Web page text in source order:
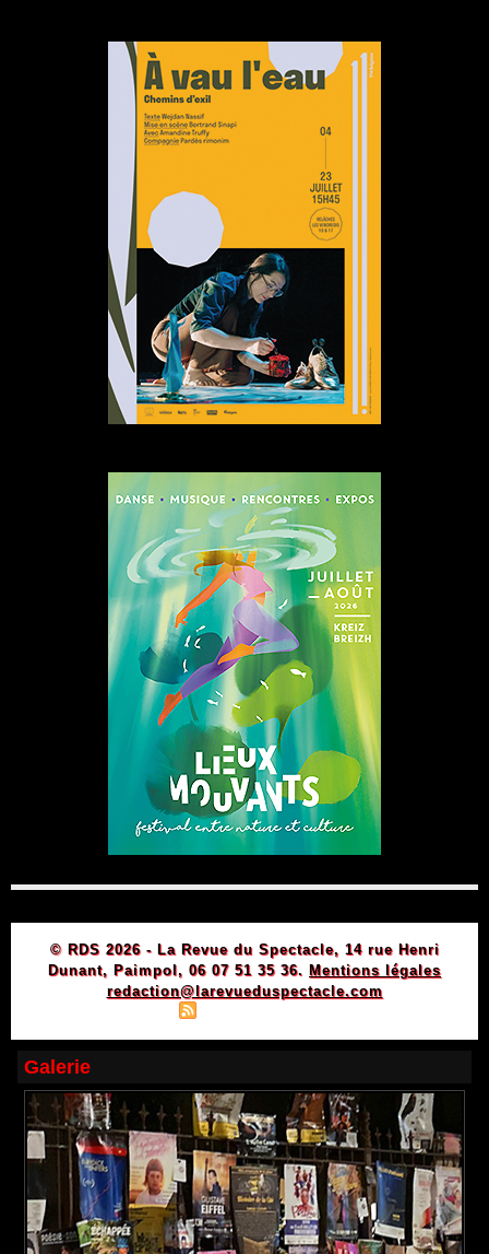
© RDS 2026 - La Revue du Spectacle, 14 rue Henri
Dunant, Paimpol, 06 07 51 35 36. Mentions légales
redaction@larevueduspectacle.com
Galerie